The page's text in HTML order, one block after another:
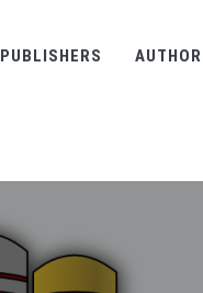
PUBLISHERS